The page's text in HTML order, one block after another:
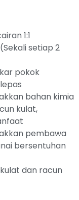
1:1
setiap 2
pokok
bahan kimia
kulat,
pembawa
bersentuhan
dan racun